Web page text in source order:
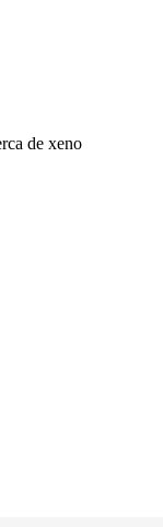
de xeno